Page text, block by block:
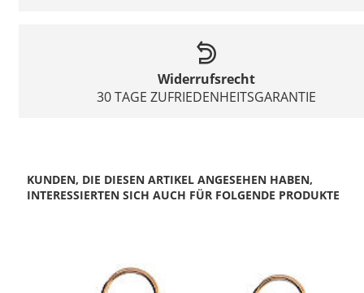
Widerrufsrecht
30 TAGE ZUFRIEDENHEITSGARANTIE
KUNDEN, DIE DIESEN ARTIKEL ANGESEHEN HABEN,
INTERESSIERTEN SICH AUCH FÜR FOLGENDE PRODUKTE